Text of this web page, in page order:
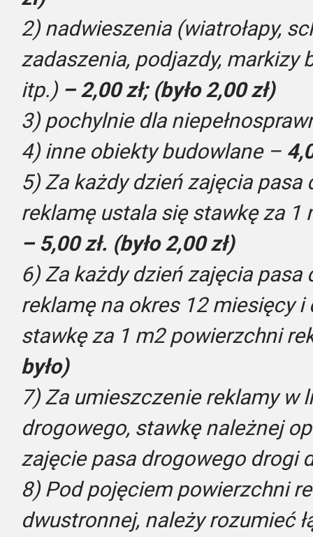
2) nadwieszenia (wiatrołapy,
zadaszenia, podjazdy, markizy
itp.) – 2,00 zł; (było 2,00 zł)
3) pochylnie dla
4) inne obiekty budowlane –
5) Za każdy dzień zajęcia pasa
reklamę ustala się stawkę za
– 5,00 zł. (było 2,00 zł)
6) Za każdy dzień zajęcia pasa
reklamę na okres 12 miesięcy i
stawkę za 1 m2 powierzchni
było)
7) Za umieszczenie reklamy w
drogowego, stawkę należnej
zajęcie pasa drogowego drogi
8) Pod pojęciem powierzchni
dwustronnej, należy rozumieć